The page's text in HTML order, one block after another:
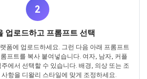
2
업로드하고 프롬프트 선택
폼에 업로드하세요. 그런 다음 아래 프롬프트
프트를 복사 붙여넣습니다. 여자, 남자, 커플
에서 선택할 수 있습니다. 배경, 의상 또는 조
항을 디왈리 스타일에 맞게 조정하세요.